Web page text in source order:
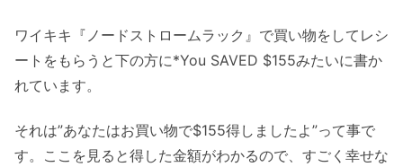
ワイキキ『ノードストロームラック』で買い物をしてレシ
ートをもらうと下の方に*You SAVED $155みたいに書か
れています。
それは”あなたはお買い物で$155得しましたよ”って事で
す。ここを見ると得した金額がわかるので、すごく幸せな